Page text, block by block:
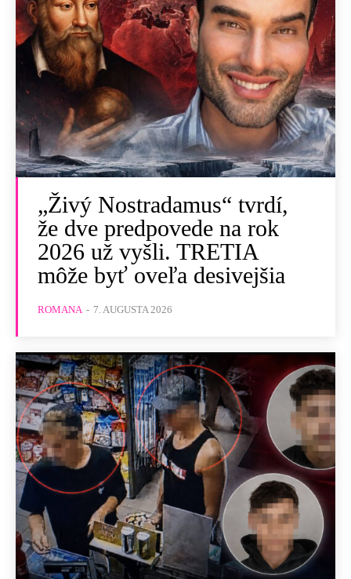
„Živý Nostradamus“ tvrdí,
že dve predpovede na rok
2026 už vyšli. TRETIA
môže byť oveľa desivejšia
ROMANA - 7. AUGUSTA 2026